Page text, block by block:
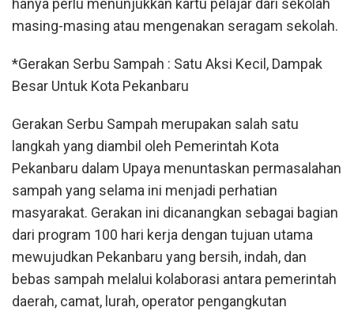
hanya perlu menunjukkan kartu pelajar dari sekolah
masing-masing atau mengenakan seragam sekolah.
*Gerakan Serbu Sampah : Satu Aksi Kecil, Dampak
Besar Untuk Kota Pekanbaru
Gerakan Serbu Sampah merupakan salah satu
langkah yang diambil oleh Pemerintah Kota
Pekanbaru dalam Upaya menuntaskan permasalahan
sampah yang selama ini menjadi perhatian
masyarakat. Gerakan ini dicanangkan sebagai bagian
dari program 100 hari kerja dengan tujuan utama
mewujudkan Pekanbaru yang bersih, indah, dan
bebas sampah melalui kolaborasi antara pemerintah
daerah, camat, lurah, operator pengangkutan